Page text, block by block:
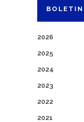
2026
2025
2024
2023
2022
2021